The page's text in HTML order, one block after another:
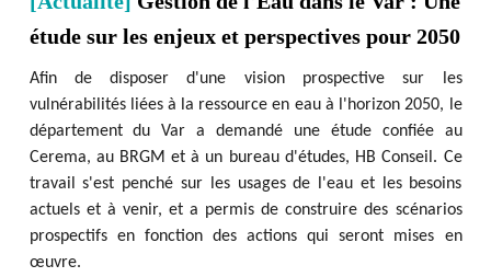
étude sur les enjeux et perspectives pour 2050
Afin de disposer d'une vision prospective sur les
vulnérabilités liées à la ressource en eau à l'horizon 2050, le
département du Var a demandé une étude confiée au
Cerema, au BRGM et à un bureau d'études, HB Conseil. Ce
travail s'est penché sur les usages de l'eau et les besoins
actuels et à venir, et a permis de construire des scénarios
prospectifs en fonction des actions qui seront mises en
œuvre.